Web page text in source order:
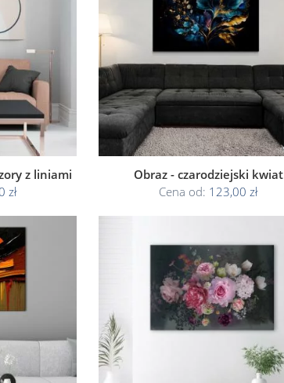
z liniami
zł
Obraz - czarodziejski kwiat
Cena od: 123,00 zł